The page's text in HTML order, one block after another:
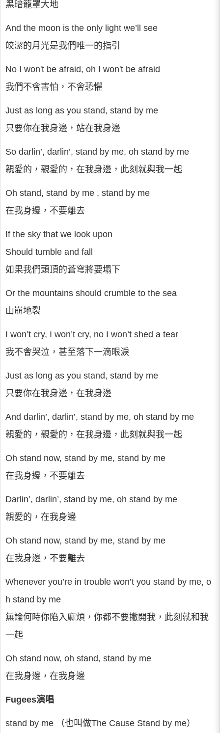
黑暗籠罩大地
And the moon is the only light we’ll see
皎潔的月光是我們唯一的指引
No I won't be afraid, oh I won't be afraid
我們不會害怕，不會恐懼
Just as long as you stand, stand by me
只要你在我身邊，站在我身邊
So darlin’, darlin’, stand by me, oh stand by me
親愛的，親愛的，在我身邊，此刻就與我一起
Oh stand, stand by me , stand by me
在我身邊，不要離去
If the sky that we look upon
Should tumble and fall
如果我們頭頂的蒼穹將要塌下
Or the mountains should crumble to the sea
山崩地裂
I won’t cry, I won’t cry, no I won’t shed a tear
我不會哭泣，甚至落下一滴眼淚
Just as long as you stand, stand by me
只要你在我身邊，在我身邊
And darlin’, darlin’, stand by me, oh stand by me
親愛的，親愛的，在我身邊，此刻就與我一起
Oh stand now, stand by me, stand by me
在我身邊，不要離去
Darlin’, darlin’, stand by me, oh stand by me
親愛的，在我身邊
Oh stand now, stand by me, stand by me
在我身邊，不要離去
Whenever you’re in trouble won’t you stand by me, o
h stand by me
無論何時你陷入麻煩，你都不要撇開我，此刻就和我
一起
Oh stand now, oh stand, stand by me
在我身邊，在我身邊
Fugees演唱
stand by me （也叫做The Cause Stand by me）